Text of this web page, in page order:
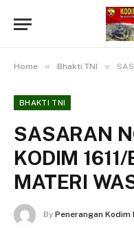
Home » Bhakti TNI »
BHAKTI TNI
SASARAN
KODIM
MATERI
By Penerangan Kodim